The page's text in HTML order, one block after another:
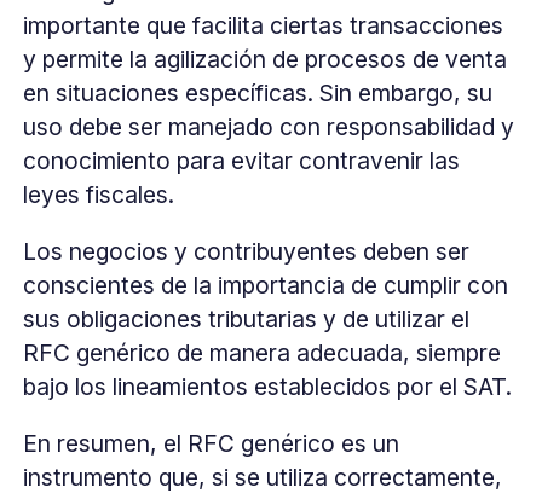
importante que facilita ciertas transacciones
y permite la agilización de procesos de venta
en situaciones específicas. Sin embargo, su
uso debe ser manejado con responsabilidad y
conocimiento para evitar contravenir las
leyes fiscales.
Los negocios y contribuyentes deben ser
conscientes de la importancia de cumplir con
sus obligaciones tributarias y de utilizar el
RFC genérico de manera adecuada, siempre
bajo los lineamientos establecidos por el SAT.
En resumen, el RFC genérico es un
instrumento que, si se utiliza correctamente,